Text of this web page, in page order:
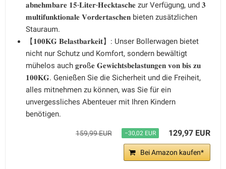
𝐚𝐛𝐧𝐞𝐡𝐦𝐛𝐚𝐫𝐞 𝟏𝟓-𝐋𝐢𝐭𝐞𝐫-𝐇𝐞𝐜𝐤𝐭𝐚𝐬𝐜𝐡𝐞 zur Verfügung, und 𝟑
𝐦𝐮𝐥𝐭𝐢𝐟𝐮𝐧𝐤𝐭𝐢𝐨𝐧𝐚𝐥𝐞 𝐕𝐨𝐫𝐝𝐞𝐫𝐭𝐚𝐬𝐜𝐡𝐞𝐧 bieten zusätzlichen
Stauraum.
【𝟏𝟎𝟎𝐊𝐆 𝐁𝐞𝐥𝐚𝐬𝐭𝐛𝐚𝐫𝐤𝐞𝐢𝐭】: Unser Bollerwagen bietet
nicht nur Schutz und Komfort, sondern bewältigt
mühelos auch 𝐠𝐫𝐨ß𝐞 𝐆𝐞𝐰𝐢𝐜𝐡𝐭𝐬𝐛𝐞𝐥𝐚𝐬𝐭𝐮𝐧𝐠𝐞𝐧 𝐯𝐨𝐧 𝐛𝐢𝐬 𝐳𝐮
𝟏𝟎𝟎𝐊𝐆. Genießen Sie die Sicherheit und die Freiheit,
alles mitnehmen zu können, was Sie für ein
unvergessliches Abenteuer mit Ihren Kindern
benötigen.
159,99 EUR −30,02 EUR 129,97 EUR
Bei Amazon kaufen*